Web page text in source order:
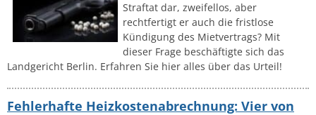
Straftat dar, zweifellos, aber
rechtfertigt er auch die fristlose
Kündigung des Mietvertrags? Mit
dieser Frage beschäftigte sich das
Landgericht Berlin. Erfahren Sie hier alles über das Urteil!
Fehlerhafte Heizkostenabrechnung: Vier von